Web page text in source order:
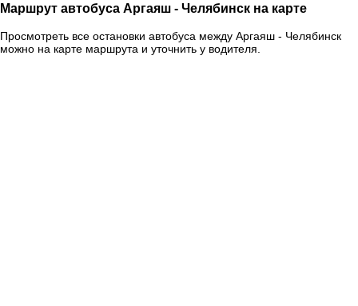
Маршрут автобуса Аргаяш - Челябинск на карте
Просмотреть все остановки автобуса между Аргаяш - Челябинск
можно на карте маршрута и уточнить у водителя.